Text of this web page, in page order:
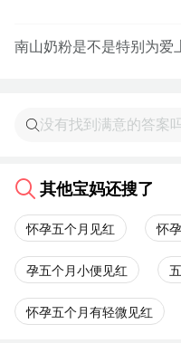
南山奶粉是不是特别为爱
其他宝妈还搜了
怀孕五个月见红 怀
孕五个月小便见红
怀孕五个月有轻微见红